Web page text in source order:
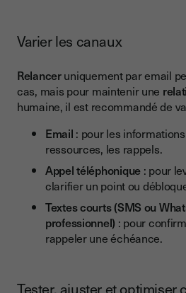
Varier les canaux
Relanceruniquement par email
cas, mais pour maintenir une
humaine, il est recommandé de
Email : pour les
ressources, les rappels.
Appel téléphonique: pour
clarifier un point ou
Textes courts (SMS ou
professionnel) : pour
rappeler une échéance.